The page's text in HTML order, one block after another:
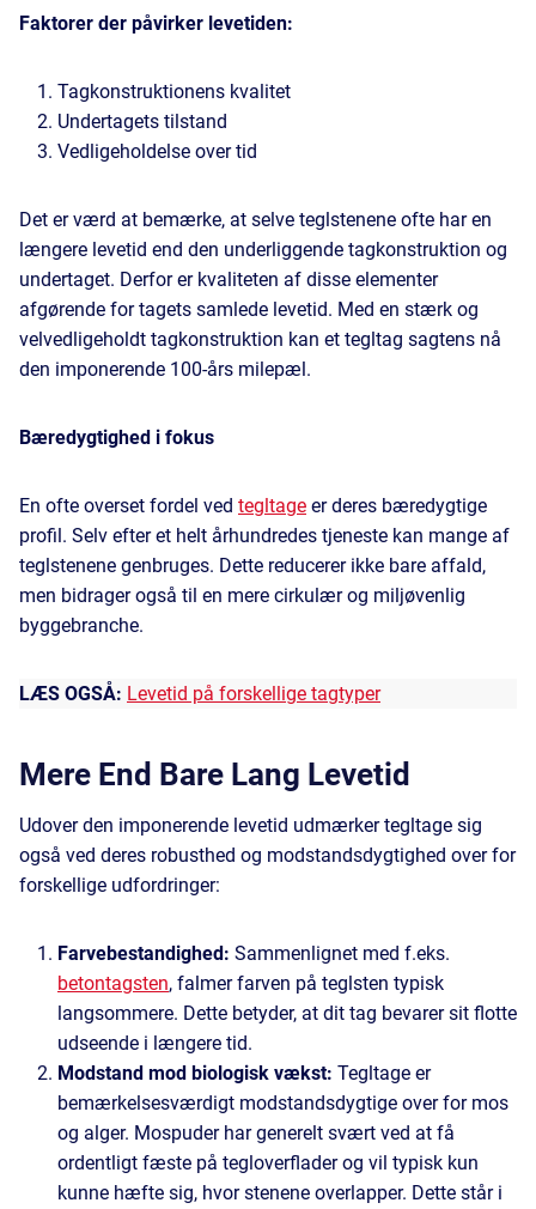
Faktorer der påvirker levetiden:
Tagkonstruktionens kvalitet
Undertagets tilstand
Vedligeholdelse over tid
Det er værd at bemærke, at selve teglstenene ofte har en
længere levetid end den underliggende tagkonstruktion og
undertaget. Derfor er kvaliteten af disse elementer
afgørende for tagets samlede levetid. Med en stærk og
velvedligeholdt tagkonstruktion kan et tegltag sagtens nå
den imponerende 100-års milepæl.
Bæredygtighed i fokus
En ofte overset fordel ved tegltage er deres bæredygtige
profil. Selv efter et helt århundredes tjeneste kan mange af
teglstenene genbruges. Dette reducerer ikke bare affald,
men bidrager også til en mere cirkulær og miljøvenlig
byggebranche.
LÆS OGSÅ: Levetid på forskellige tagtyper
Mere End Bare Lang Levetid
Udover den imponerende levetid udmærker tegltage sig
også ved deres robusthed og modstandsdygtighed over for
forskellige udfordringer:
Farvebestandighed: Sammenlignet med f.eks.
betontagsten, falmer farven på teglsten typisk
langsommere. Dette betyder, at dit tag bevarer sit flotte
udseende i længere tid.
Modstand mod biologisk vækst: Tegltage er
bemærkelsesværdigt modstandsdygtige over for mos
og alger. Mospuder har generelt svært ved at få
ordentligt fæste på tegloverflader og vil typisk kun
kunne hæfte sig, hvor stenene overlapper. Dette står i